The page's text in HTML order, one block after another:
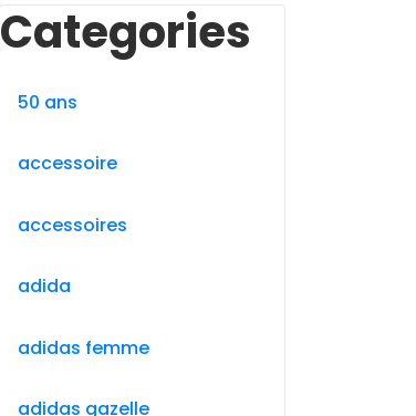
Categories
50 ans
accessoire
accessoires
adida
adidas femme
adidas gazelle